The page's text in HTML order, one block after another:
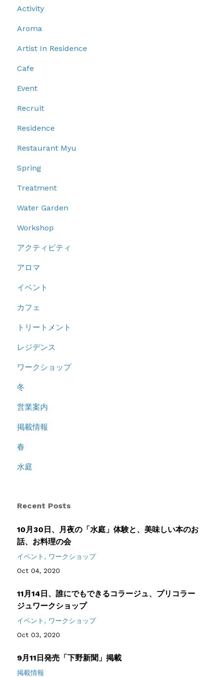
Activity
Aroma
Artist In Residence
Cafe
Event
Recruit
Residence
Restaurant Myu
Spring
Treatment
Water Garden
Workshop
アクティビティ
アロマ
イベント
カフェ
トリートメント
レジデンス
ワークショップ
冬
営業案内
掲載情報
春
水庭
Recent Posts
10月30日、月夜の「水庭」体験と、美味しい本のお
話、お料理の会
イベント
ワークショップ
Oct 04, 2020
11月14日、誰にでもできるコラージュ、プリコラー
ジュワークショップ
イベント
ワークショップ
Oct 03, 2020
9月11日発売「下野新聞」掲載
掲載情報